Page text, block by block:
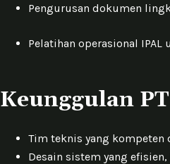
Pengurusan dokumen
Pelatihan operasional IPAL
Keunggulan
Tim teknis yang kompeten
Desain sistem yang